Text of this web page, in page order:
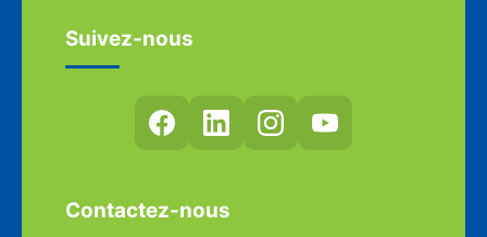
Suivez-nous
Contactez-nous